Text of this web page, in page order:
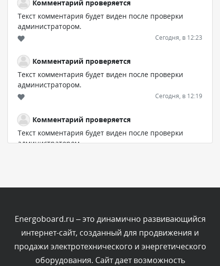
Комментарий проверяется
Текст комментария будет виден после проверки
администратором.
Сегодня, в 12:23
Комментарий проверяется
Текст комментария будет виден после проверки
администратором.
Сегодня, в 12:19
Комментарий проверяется
Текст комментария будет виден после проверки
администратором.
Комментарий проверяется
Текст комментария будет виден после проверки
администратором.
Energoboard.ru – это динамично развивающийся
интернет-сайт, созданный для продвижения и
продажи электротехнического и энергетического
оборудования. Сайт дает возможность